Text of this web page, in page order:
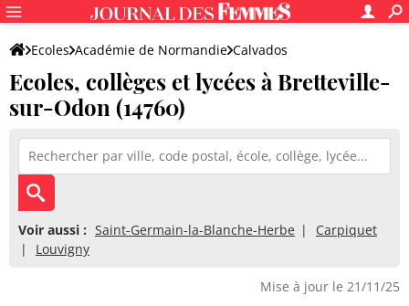
Ecoles Académie de Normandie Calvados
Ecoles, collèges et lycées à Bretteville-
sur-Odon (14760)
Voir aussi : Saint-Germain-la-Blanche-Herbe
Carpiquet
Louvigny
Mise à jour le 21/11/25